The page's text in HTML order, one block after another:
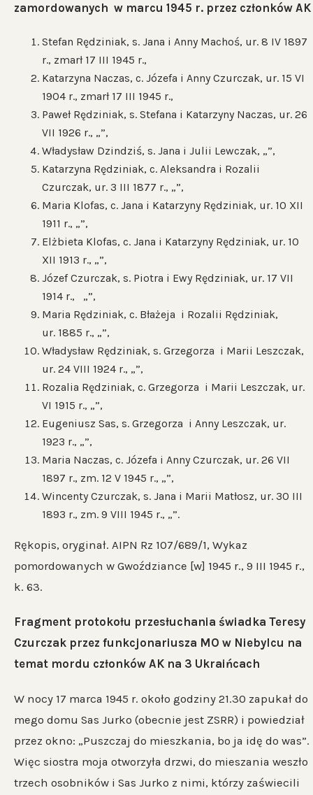
zamordowanych w marcu 1945 r. przez członków AK
Stefan Rędziniak, s. Jana i Anny Machoś, ur. 8 IV 1897
r., zmarł 17 III 1945 r.,
Katarzyna Naczas, c. Józefa i Anny Czurczak, ur. 15 VI
1904 r., zmarł 17 III 1945 r.,
Paweł Rędziniak, s. Stefana i Katarzyny Naczas, ur. 26
VII 1926 r., „”,
Władysław Dzindziś, s. Jana i Julii Lewczak, „”,
Katarzyna Rędziniak, c. Aleksandra i Rozalii
Czurczak, ur. 3 III 1877 r., „”,
Maria Klofas, c. Jana i Katarzyny Rędziniak, ur. 10 XII
1911 r., „”,
Elżbieta Klofas, c. Jana i Katarzyny Rędziniak, ur. 10
XII 1913 r., „”,
Józef Czurczak, s. Piotra i Ewy Rędziniak, ur. 17 VII
1914 r., „”,
Maria Rędziniak, c. Błażeja i Rozalii Rędziniak,
ur. 1885 r., „”,
Władysław Rędziniak, s. Grzegorza i Marii Leszczak,
ur. 24 VIII 1924 r., „”,
Rozalia Rędziniak, c. Grzegorza i Marii Leszczak, ur.
VI 1915 r., „”,
Eugeniusz Sas, s. Grzegorza i Anny Leszczak, ur.
1923 r., „”,
Maria Naczas, c. Józefa i Anny Czurczak, ur. 26 VII
1897 r., zm. 12 V 1945 r., „”,
Wincenty Czurczak, s. Jana i Marii Matłosz, ur. 30 III
1893 r., zm. 9 VIII 1945 r., „”.
Rękopis, oryginał. AIPN Rz 107/689/1, Wykaz
pomordowanych w Gwoździance [w] 1945 r., 9 III 1945 r.,
k. 63.
Fragment protokołu przesłuchania świadka Teresy
Czurczak przez funkcjonariusza MO w Niebylcu na
temat mordu członków AK na 3 Ukraińcach
W nocy 17 marca 1945 r. około godziny 21.30 zapukał do
mego domu Sas Jurko (obecnie jest ZSRR) i powiedział
przez okno: „Puszczaj do mieszkania, bo ja idę do was”.
Więc siostra moja otworzyła drzwi, do mieszania weszło
trzech osobników i Sas Jurko z nimi, którzy zaświecili